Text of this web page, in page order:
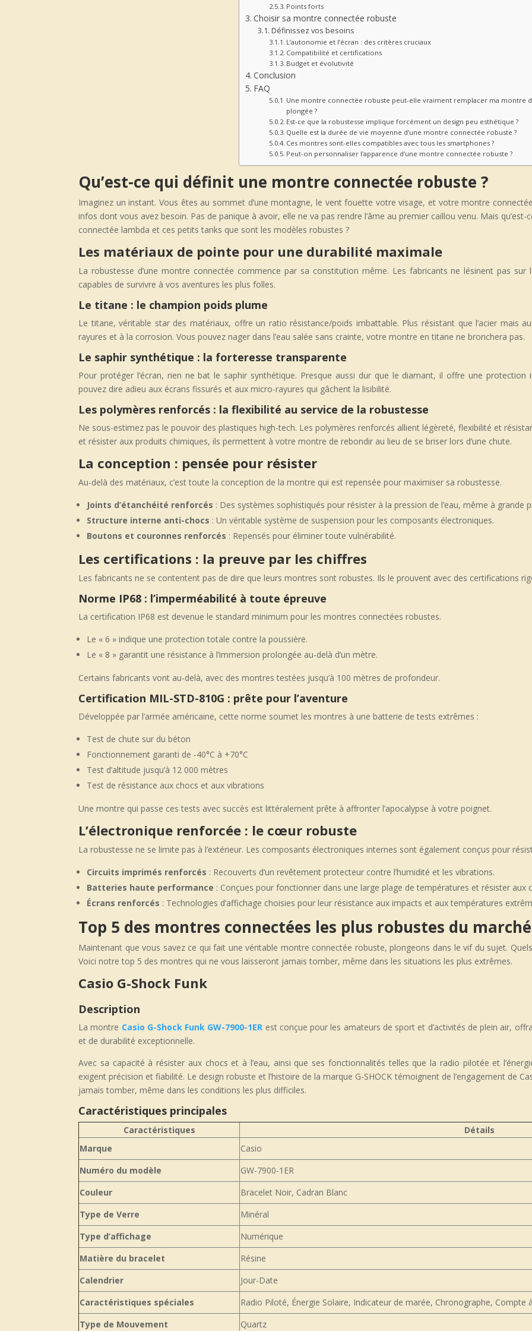
Points forts
Choisir sa montre connectée robuste
Définissez vos besoins
L’autonomie et l’écran : des critères cruciaux
Compatibilité et certifications
Budget et évolutivité
Conclusion
FAQ
Une montre connectée robuste peut-elle vraiment remplacer ma montre
plongée ?
Est-ce que la robustesse implique forcément un design peu esthétique ?
Quelle est la durée de vie moyenne d’une montre connectée robuste ?
Ces montres sont-elles compatibles avec tous les smartphones ?
Peut-on personnaliser l’apparence d’une montre connectée robuste ?
Qu’est-ce qui définit une montre connectée robuste ?
Imaginez un instant. Vous êtes au sommet d’une montagne, le vent fouette votre visage, et votre montre
infos dont vous avez besoin. Pas de panique à avoir, elle ne va pas rendre l’âme au premier caillou venu. Mais
connectée lambda et ces petits tanks que sont les modèles robustes ?
Les matériaux de pointe pour une durabilité maximale
La robustesse d’une montre connectée commence par sa constitution même. Les fabricants ne lésinent pas
capables de survivre à vos aventures les plus folles.
Le titane : le champion poids plume
Le titane, véritable star des matériaux, offre un ratio résistance/poids imbattable. Plus résistant que l’acier mais
rayures et à la corrosion. Vous pouvez nager dans l’eau salée sans crainte, votre montre en titane ne bronchera pas.
Le saphir synthétique : la forteresse transparente
Pour protéger l’écran, rien ne bat le saphir synthétique. Presque aussi dur que le diamant, il offre une
pouvez dire adieu aux écrans fissurés et aux micro-rayures qui gâchent la lisibilité.
Les polymères renforcés : la flexibilité au service de la robustesse
Ne sous-estimez pas le pouvoir des plastiques high-tech. Les polymères renforcés allient légèreté, flexibilité et
et résister aux produits chimiques, ils permettent à votre montre de rebondir au lieu de se briser lors d’une chute.
La conception : pensée pour résister
Au-delà des matériaux, c’est toute la conception de la montre qui est repensée pour maximiser sa robustesse.
Joints d’étanchéité renforcés : Des systèmes sophistiqués pour résister à la pression de l’eau, même à grande
Structure interne anti-chocs : Un véritable système de suspension pour les composants électroniques.
Boutons et couronnes renforcés : Repensés pour éliminer toute vulnérabilité.
Les certifications : la preuve par les chiffres
Les fabricants ne se contentent pas de dire que leurs montres sont robustes. Ils le prouvent avec des certifications
Norme IP68 : l’imperméabilité à toute épreuve
La certification IP68 est devenue le standard minimum pour les montres connectées robustes.
Le « 6 » indique une protection totale contre la poussière.
Le « 8 » garantit une résistance à l’immersion prolongée au-delà d’un mètre.
Certains fabricants vont au-delà, avec des montres testées jusqu’à 100 mètres de profondeur.
Certification MIL-STD-810G : prête pour l’aventure
Développée par l’armée américaine, cette norme soumet les montres à une batterie de tests extrêmes :
Test de chute sur du béton
Fonctionnement garanti de -40°C à +70°C
Test d’altitude jusqu’à 12 000 mètres
Test de résistance aux chocs et aux vibrations
Une montre qui passe ces tests avec succès est littéralement prête à affronter l’apocalypse à votre poignet.
L’électronique renforcée : le cœur robuste
La robustesse ne se limite pas à l’extérieur. Les composants électroniques internes sont également conçus pour
Circuits imprimés renforcés : Recouverts d’un revêtement protecteur contre l’humidité et les vibrations.
Batteries haute performance : Conçues pour fonctionner dans une large plage de températures et résister aux
Écrans renforcés : Technologies d’affichage choisies pour leur résistance aux impacts et aux températures
Top 5 des montres connectées les plus robustes du marché
Maintenant que vous savez ce qui fait une véritable montre connectée robuste, plongeons dans le vif du sujet.
Voici notre top 5 des montres qui ne vous laisseront jamais tomber, même dans les situations les plus extrêmes.
Casio G-Shock Funk
Description
La montre Casio G-Shock Funk GW-7900-1ER est conçue pour les amateurs de sport et d’activités de plein air,
et de durabilité exceptionnelle.
Avec sa capacité à résister aux chocs et à l’eau, ainsi que ses fonctionnalités telles que la radio pilotée et
exigent précision et fiabilité. Le design robuste et l’histoire de la marque G-SHOCK témoignent de l’engagement de
jamais tomber, même dans les conditions les plus difficiles.
Caractéristiques principales
Caractéristiques
Détails
Marque
Casio
Numéro du modèle
GW-7900-1ER
Couleur
Bracelet Noir, Cadran Blanc
Type de Verre
Minéral
Type d’affichage
Numérique
Matière du bracelet
Résine
Calendrier
Jour-Date
Caractéristiques spéciales
Radio Piloté, Énergie Solaire, Indicateur de marée, Chronographe, Compte
Type de Mouvement
Quartz